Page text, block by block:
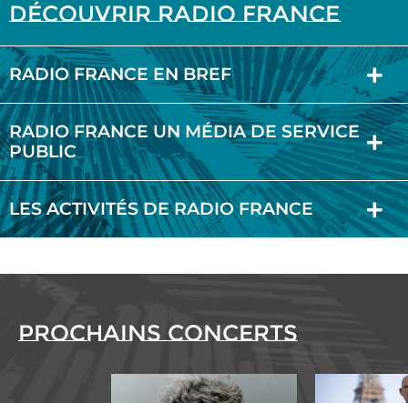
Découvrir Radio France
RADIO FRANCE EN BREF
RADIO FRANCE UN MÉDIA DE SERVICE
PUBLIC
LES ACTIVITÉS DE RADIO FRANCE
Prochains concerts